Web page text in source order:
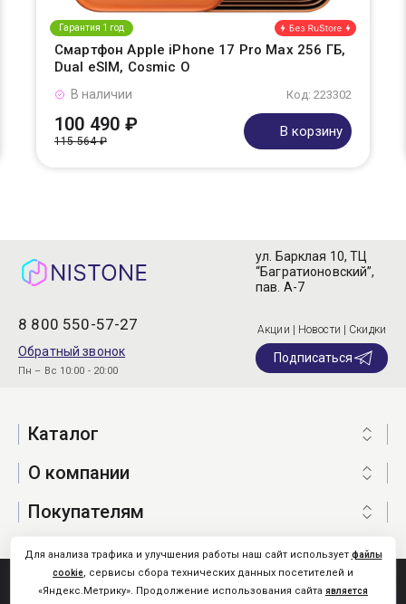
Гарантия 1 год
Смартфон Apple iPhone 17 Pro Max 256 ГБ,
Dual eSIM, Cosmic O
Код: 223302
В наличии
100 490 ₽
115 564 ₽
В корзину
8 800 550-57-27
Обратный звонок
Пн – Вс 10:00 - 20:00
ул. Барклая 10, ТЦ
“Багратионовский”,
пав. А-7
Акции | Новости | Скидки
Подписаться
Каталог
О компании
Покупателям
Nistone.Ru © 2026
Для анализа трафика и улучшения работы наш сайт использует файлы
cookie, сервисы сбора технических данных посетителей и
«Яндекс.Метрику». Продолжение использования сайта является